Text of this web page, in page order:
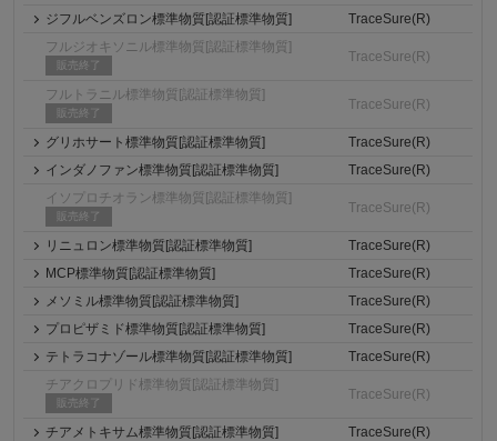
ジフルベンズロン標準物質[認証標準物質]
TraceSure(R)
フルジオキソニル標準物質[認証標準物質]
販売終了
TraceSure(R)
フルトラニル標準物質[認証標準物質]
販売終了
TraceSure(R)
グリホサート標準物質[認証標準物質]
TraceSure(R)
インダノファン標準物質[認証標準物質]
TraceSure(R)
イソプロチオラン標準物質[認証標準物質]
販売終了
TraceSure(R)
リニュロン標準物質[認証標準物質]
TraceSure(R)
MCP標準物質[認証標準物質]
TraceSure(R)
メソミル標準物質[認証標準物質]
TraceSure(R)
プロピザミド標準物質[認証標準物質]
TraceSure(R)
テトラコナゾール標準物質[認証標準物質]
TraceSure(R)
チアクロプリド標準物質[認証標準物質]
販売終了
TraceSure(R)
チアメトキサム標準物質[認証標準物質]
TraceSure(R)